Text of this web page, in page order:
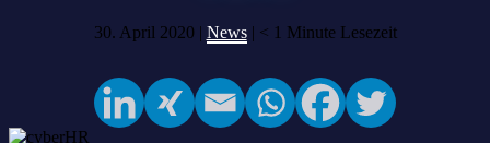
30. April 2020 | News| < 1 Minute Lesezeit